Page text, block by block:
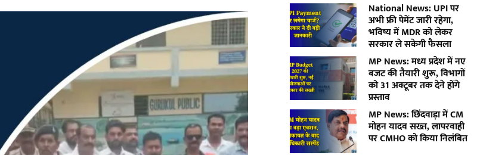
National News: UPI पर
अभी फ्री पेमेंट जारी रहेगा,
भविष्य में MDR को लेकर
सरकार ले सकेगी फैसला
MP News: मध्य प्रदेश में नए
बजट की तैयारी शुरू, विभागों
को 31 अक्टूबर तक देने होंगे
प्रस्ताव
MP News: छिंदवाड़ा में CM
मोहन यादव सख्त, लापरवाही
पर CMHO को किया निलंबित